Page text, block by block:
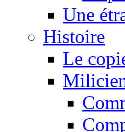
Une
Histoire
Le